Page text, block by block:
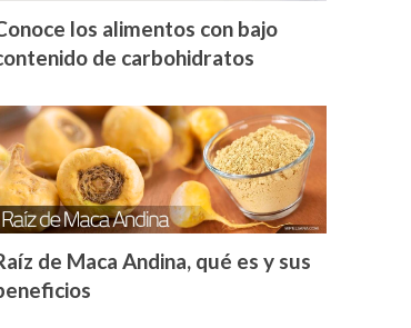
los alimentos con bajo
de carbohidratos
de Maca Andina, qué es y sus